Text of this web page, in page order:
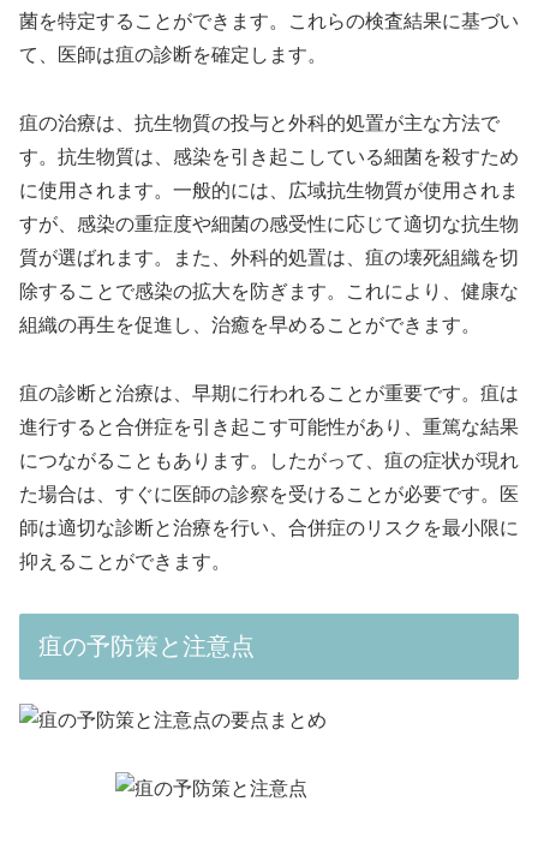
菌を特定することができます。これらの検査結果に基づい
て、医師は疽の診断を確定します。
疽の治療は、抗生物質の投与と外科的処置が主な方法で
す。抗生物質は、感染を引き起こしている細菌を殺すため
に使用されます。一般的には、広域抗生物質が使用されま
すが、感染の重症度や細菌の感受性に応じて適切な抗生物
質が選ばれます。また、外科的処置は、疽の壊死組織を切
除することで感染の拡大を防ぎます。これにより、健康な
組織の再生を促進し、治癒を早めることができます。
疽の診断と治療は、早期に行われることが重要です。疽は
進行すると合併症を引き起こす可能性があり、重篤な結果
につながることもあります。したがって、疽の症状が現れ
た場合は、すぐに医師の診察を受けることが必要です。医
師は適切な診断と治療を行い、合併症のリスクを最小限に
抑えることができます。
疽の予防策と注意点